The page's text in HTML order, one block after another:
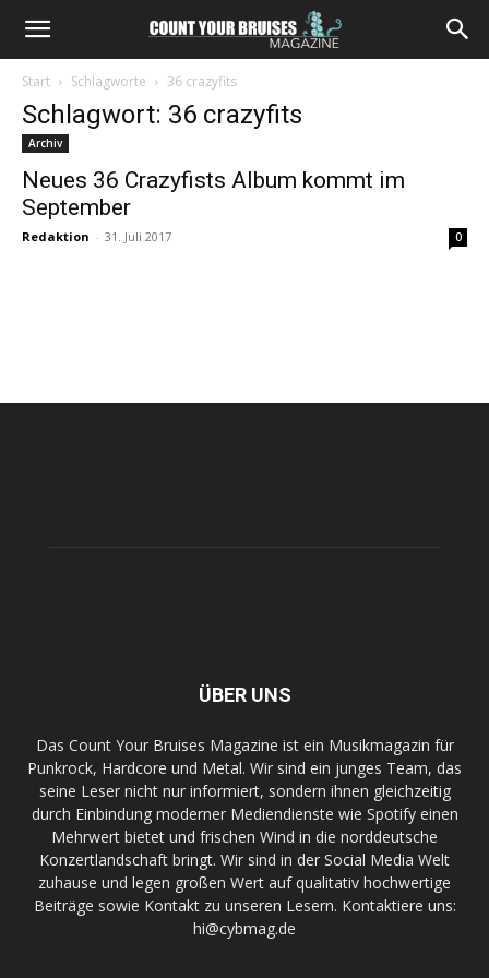
Start Schlagworte 36 crazyfits
Schlagwort: 36 crazyfits
Archiv
Neues 36 Crazyfists Album kommt im
September
Redaktion - 31. Juli 2017 0
ÜBER UNS
Das Count Your Bruises Magazine ist ein Musikmagazin für
Punkrock, Hardcore und Metal. Wir sind ein junges Team, das
seine Leser nicht nur informiert, sondern ihnen gleichzeitig
durch Einbindung moderner Mediendienste wie Spotify einen
Mehrwert bietet und frischen Wind in die norddeutsche
Konzertlandschaft bringt. Wir sind in der Social Media Welt
zuhause und legen großen Wert auf qualitativ hochwertige
Beiträge sowie Kontakt zu unseren Lesern. Kontaktiere uns:
hi@cybmag.de